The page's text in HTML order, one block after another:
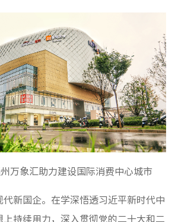
万象汇助力建设国际消费中心城市
代新国企。在学深悟透习近平新时代中
上持续用力，深入贯彻党的二十大和二